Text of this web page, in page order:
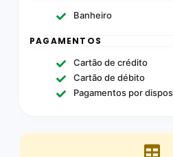
Banheiro
PAGAMENTOS
Cartão de crédito
Cartão de débito
Pagamentos por